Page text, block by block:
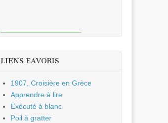
LIENS FAVORIS
1907, Croisière en Grèce
Apprendre à lire
Exécuté à blanc
Poil à gratter